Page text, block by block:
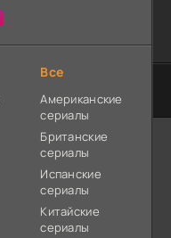
Все
Американские
сериалы
Британские
сериалы
Испанские
сериалы
Китайские
сериалы